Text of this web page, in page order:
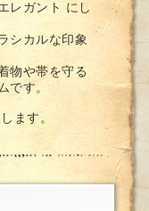
レガント にし
シカルな印象
物や帯を守る
です。
ます。